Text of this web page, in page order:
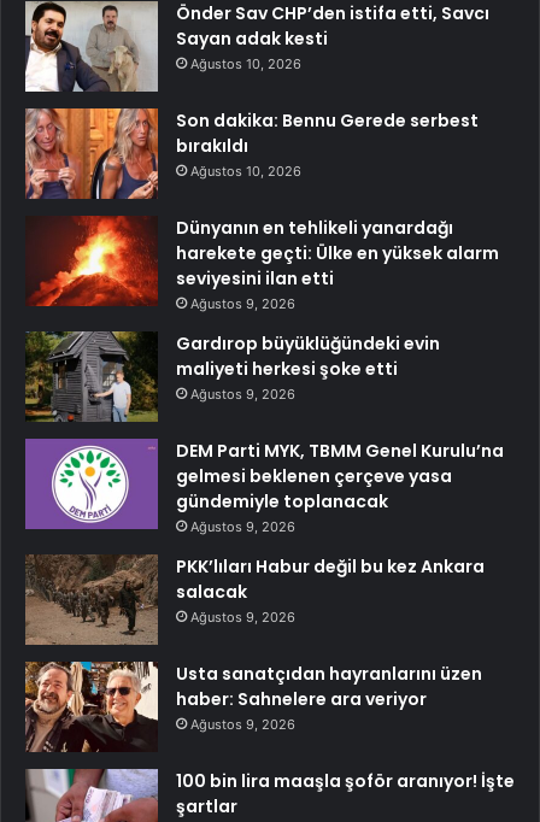
Önder Sav CHP’den istifa etti, Savcı
Sayan adak kesti
Ağustos 10, 2026
Son dakika: Bennu Gerede serbest
bırakıldı
Ağustos 10, 2026
Dünyanın en tehlikeli yanardağı
harekete geçti: Ülke en yüksek alarm
seviyesini ilan etti
Ağustos 9, 2026
Gardırop büyüklüğündeki evin
maliyeti herkesi şoke etti
Ağustos 9, 2026
DEM Parti MYK, TBMM Genel Kurulu’na
gelmesi beklenen çerçeve yasa
gündemiyle toplanacak
Ağustos 9, 2026
PKK’lıları Habur değil bu kez Ankara
salacak
Ağustos 9, 2026
Usta sanatçıdan hayranlarını üzen
haber: Sahnelere ara veriyor
Ağustos 9, 2026
100 bin lira maaşla şoför aranıyor! İşte
şartlar